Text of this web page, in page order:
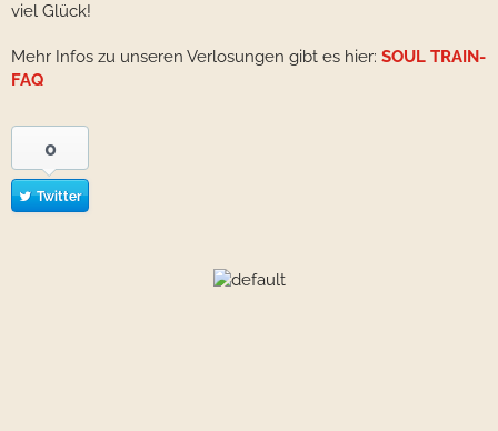
viel Glück!
Mehr Infos zu unseren Verlosungen gibt es hier: SOUL TRAIN-
FAQ
0
Twitter